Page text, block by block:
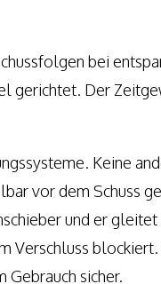
bei
gerichtet. Der
Keine
vor dem Schuss
und er
Gebrauch sicher.